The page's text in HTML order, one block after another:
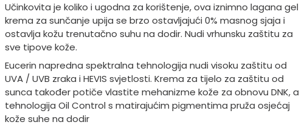
Učinkovita je koliko i ugodna za korištenje, ova iznimno lagana gel
krema za sunčanje upija se brzo ostavljajući 0% masnog sjaja i
ostavlja kožu trenutačno suhu na dodir. Nudi vrhunsku zaštitu za
sve tipove kože.
Eucerin napredna spektralna tehnologija nudi visoku zaštitu od
UVA / UVB zraka i HEVIS svjetlosti. Krema za tijelo za zaštitu od
sunca također potiče vlastite mehanizme kože za obnovu DNK, a
tehnologija Oil Control s matirajućim pigmentima pruža osjećaj
kože suhe na dodir